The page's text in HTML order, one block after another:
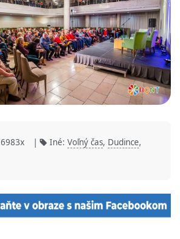
6983x | Iné: Voľný čas, Dudince,